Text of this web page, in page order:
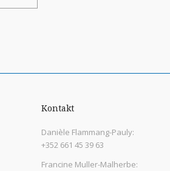
Kontakt
Danièle Flammang-Pauly:
+352 661 45 39 63
Francine Muller-Malherbe: